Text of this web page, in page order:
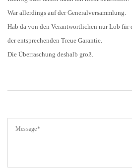
War allerdings auf der Generalversammlung.
Hab da von den Verantwortlichen nur Lob für
der entsprechenden Treue Garantie.
Die Überraschung deshalb groß.